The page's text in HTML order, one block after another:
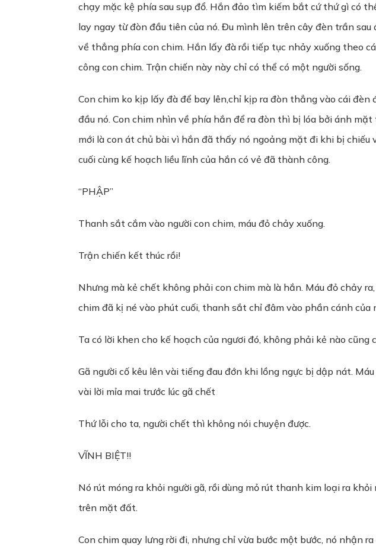
chạy mặc kệ phía sau sụp đổ. Hắn đảo tìm kiếm bắt cứ thứ gì có
lay ngay từ đòn đầu tiên của nó. Đu mình lên trên cây đèn trần
về thẳng phía con chim. Hắn lấy đà rồi tiếp tục nhảy xuống theo
công con chim. Trận chiến này này chỉ có thể có một người sống.
Con chim ko kịp lấy đà để bay lên,chỉ kịp ra đòn thẳng vào cái
đầu nó. Con chim nhìn về phía hắn để ra đòn thì bị lóa bởi ánh
mới là con át chủ bài vì hắn đã thấy nó ngoảng mặt đi khi bị
cuối cùng kế hoạch liều lĩnh của hắn có vẻ đã thành công.
“PHẬP”
Thanh sắt cắm vào người con chim, máu đỏ chảy xuống.
Trận chiến kết thúc rồi!
Nhưng mà kẻ chết không phải con chim mà là hắn. Máu đỏ chảy
chim đã kị né vào phút cuối, thanh sắt chỉ đâm vào phần cánh
Ta có lời khen cho kế hoạch của ngươi đó, không phải kẻ nào cũng
Gã người cố kêu lên vài tiếng đau đớn khi lồng ngực bị dập nát.
vài lời mỉa mai trước lúc gã chết
Thứ lỗi cho ta, người chết thì không nói chuyện được.
VĨNH BIỆT!!
Nó rút móng ra khỏi người gã, rồi dùng mỏ rút thanh kim loại ra
trên mặt đất.
Con chim quay lưng rời đi, nhưng chỉ vừa bước một bước, nó nhận